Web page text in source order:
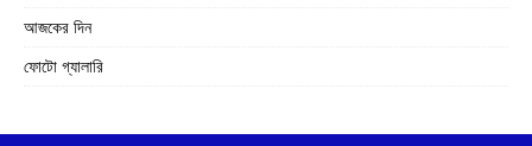
আজকের দিন
ফোটো গ্যালারি